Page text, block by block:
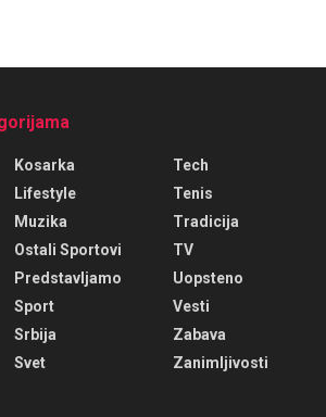
Kosarka
Lifestyle
Muzika
Ostali Sportovi
Predstavljamo
Sport
Srbija
Svet
Tech
Tenis
Tradicija
TV
Uopsteno
Vesti
Zabava
Zanimljivosti